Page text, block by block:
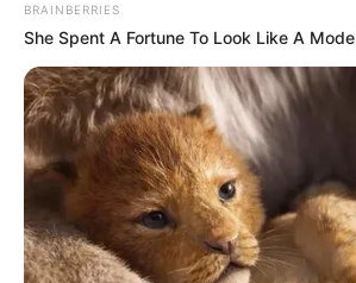
BRAINBERRIES
She Spent A Fortune To Look Like A